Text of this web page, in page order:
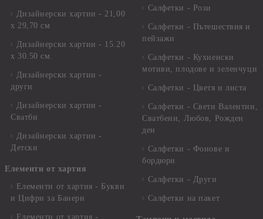
Дизайнерски хартии - 21,00
х 29,70 см
Дизайнерски хартии - 15.20
x 30.50 см.
Дизайнерски хартии -
други
Дизайнерски хартии -
Сватби
Дизайнерски хартии -
Детски
Елементи от хартия
Елементи от хартия - Букви
и Цифри за Банери
Елементи от хартия -
Салфетки - Рози
Салфетки - Пътешествия и
пейзажи
Салфетки - Кухненски
мотиви, плодове и зеленчуци
Салфетки - Цветя и листа
Салфетки - Свети Валентин,
Сватбени, Любов, Рожден
ден
Салфетки - Фонове и
бордюри
Салфетки - Други
Салфетки на пакет